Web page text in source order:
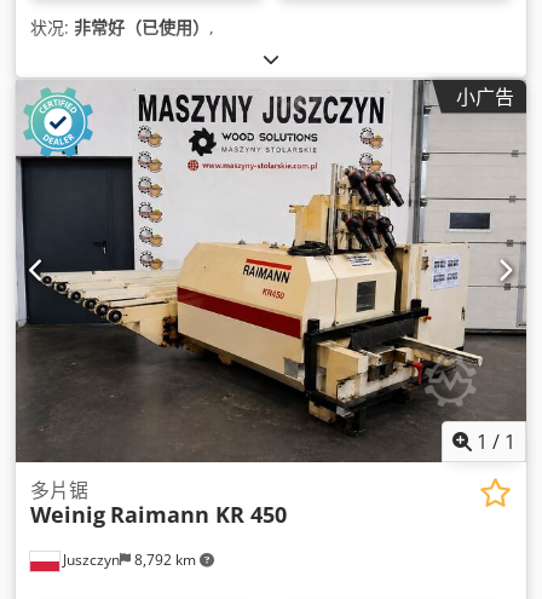
状况: 非常好（已使用） ,
小广告
1 / 1
Juszczyn 8,792 km
多片锯
Weinig Raimann KR 450